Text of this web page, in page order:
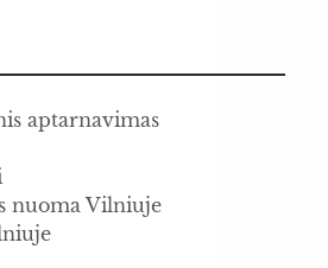
aptarnavimas
nuoma Vilniuje